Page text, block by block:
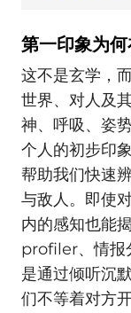
第一印象为
这不是玄学，
世界、对人及
神、呼吸、姿
个人的初步印
帮助我们快速
与敌人。即使
内的感知也能
profiler、情报
是通过倾听沉
们不等着对方